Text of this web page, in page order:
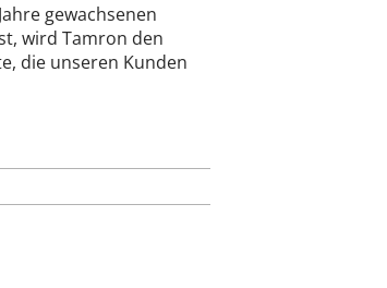
gewachsenen
wird Tamron den
die unseren Kunden